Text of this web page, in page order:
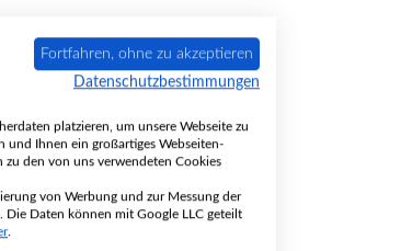
Fortfahren, ohne zu akzeptieren
Datenschutzbestimmungen
platzieren, um unsere Webseite zu
und Ihnen ein großartiges Webseiten-
den von uns verwendeten Cookies
von Werbung und zur Messung der
Daten können mit Google LLC geteilt
.